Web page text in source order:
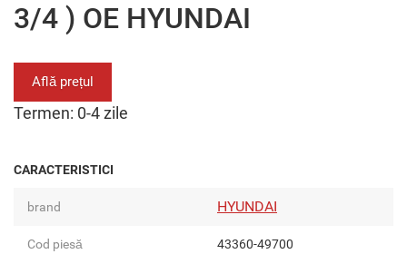
3/4 ) OE HYUNDAI
Află prețul
Termen: 0-4 zile
CARACTERISTICI
brand HYUNDAI
Cod piesă 43360-49700